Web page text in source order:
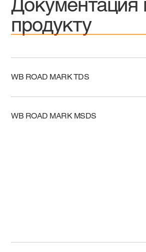
WB ROAD MARK TDS
WB ROAD MARK MSDS
продукту